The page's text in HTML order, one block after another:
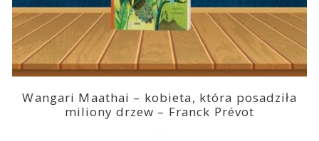
Wangari Maathai – kobieta, która posadziła
miliony drzew – Franck Prévot